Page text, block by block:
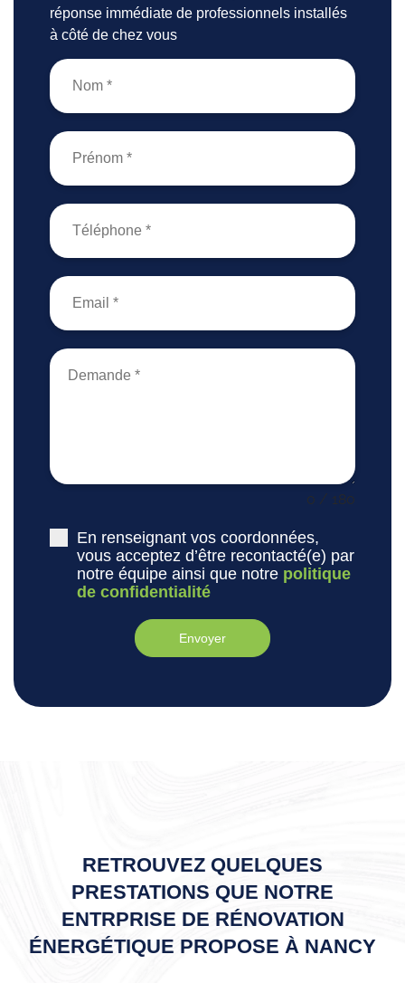
réponse immédiate de professionnels installés
à côté de chez vous
0 / 180
En renseignant vos coordonnées,
vous acceptez d’être recontacté(e) par
notre équipe ainsi que notre politique
de confidentialité
Envoyer
RETROUVEZ QUELQUES
PRESTATIONS QUE NOTRE
ENTRPRISE DE RÉNOVATION
ÉNERGÉTIQUE PROPOSE À NANCY